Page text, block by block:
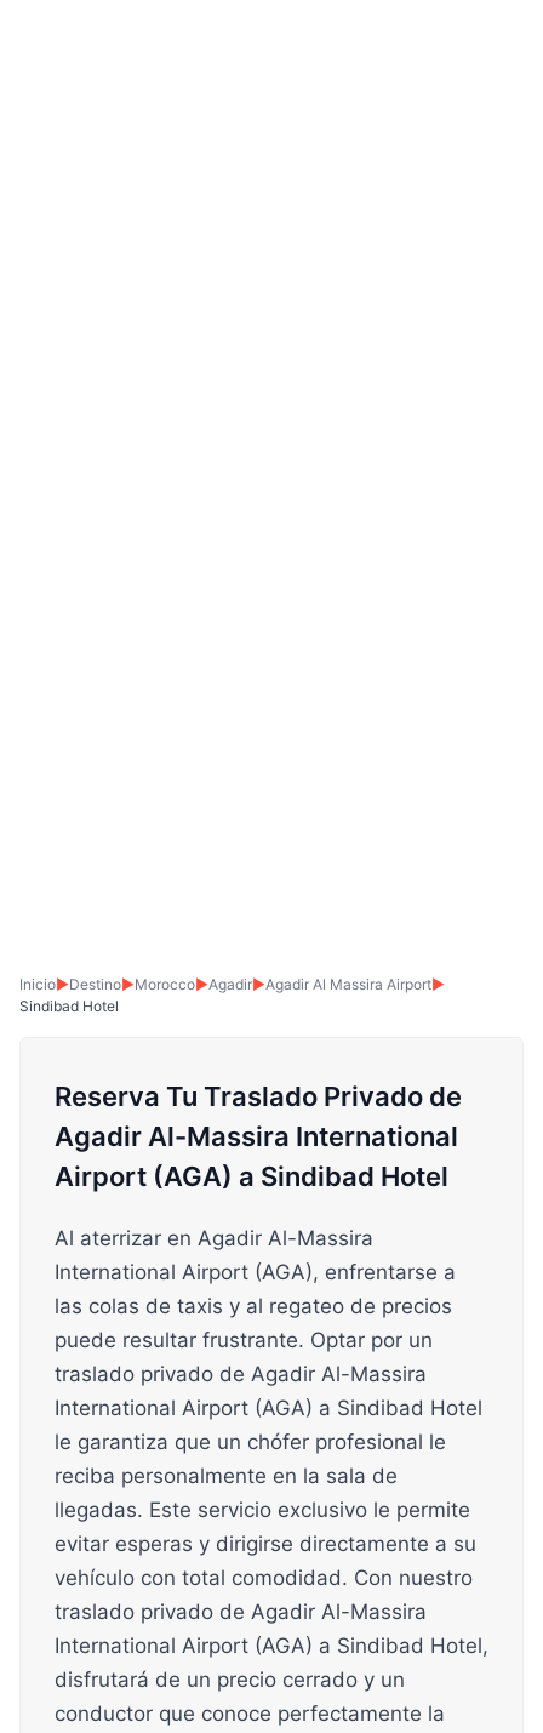
Inicio▶Destino▶Morocco▶Agadir▶Agadir Al Massira Airport▶
Sindibad Hotel
Reserva Tu Traslado Privado de
Agadir Al-Massira International
Airport (AGA) a Sindibad Hotel
Al aterrizar en Agadir Al-Massira
International Airport (AGA), enfrentarse a
las colas de taxis y al regateo de precios
puede resultar frustrante. Optar por un
traslado privado de Agadir Al-Massira
International Airport (AGA) a Sindibad Hotel
le garantiza que un chófer profesional le
reciba personalmente en la sala de
llegadas. Este servicio exclusivo le permite
evitar esperas y dirigirse directamente a su
vehículo con total comodidad. Con nuestro
traslado privado de Agadir Al-Massira
International Airport (AGA) a Sindibad Hotel,
disfrutará de un precio cerrado y un
conductor que conoce perfectamente la